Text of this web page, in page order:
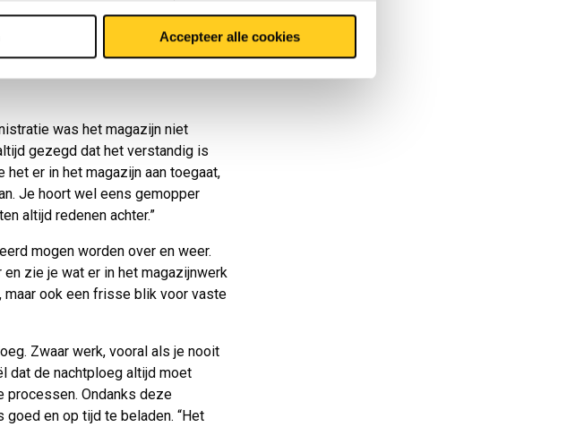
Accepteer alle cookies
mensen in het magazijn zijn om
was het magazijn niet
gezegd dat het verstandig is
er in het magazijn aan toegaat,
Je hoort wel eens gemopper
altijd redenen achter.”
mogen worden over en weer.
zie je wat er in het magazijnwerk
maar ook een frisse blik voor vaste
Zwaar werk, vooral als je nooit
dat de nachtploeg altijd moet
processen. Ondanks deze
en op tijd te beladen. “Het